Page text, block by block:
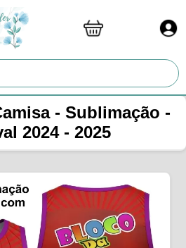
- Sublimação -
2024 - 2025